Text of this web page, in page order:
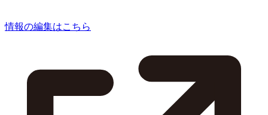
情報の編集はこちら